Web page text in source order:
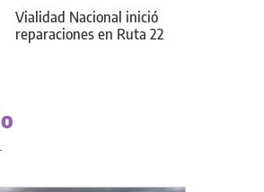
Vialidad Nacional inició
reparaciones en Ruta 22